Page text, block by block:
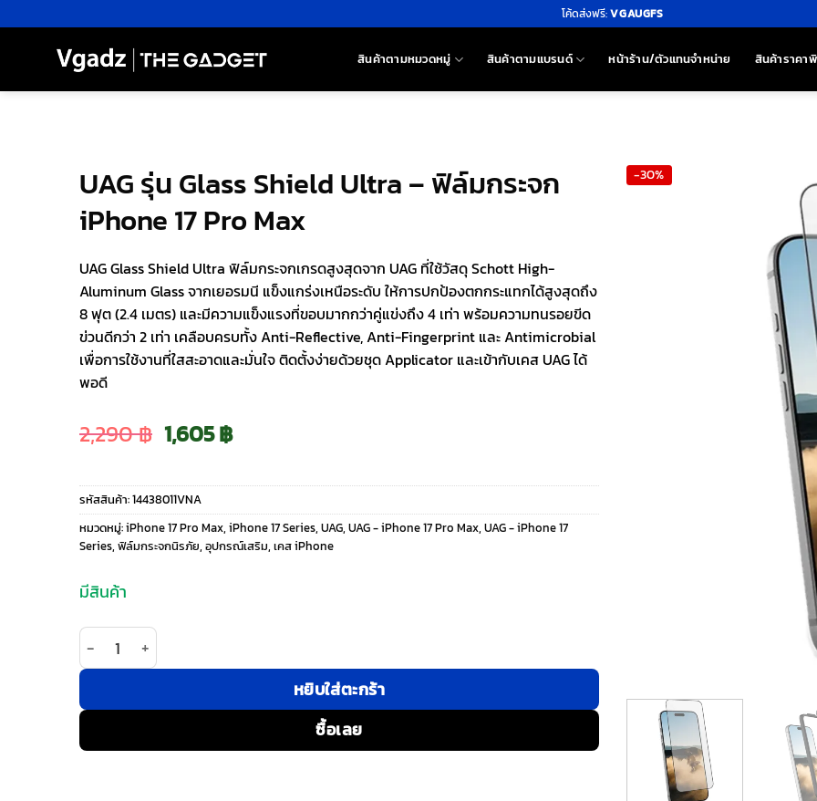
ไป
โค้ดส่งฟรี:VGAUGFS
สินค้าตามหมวดหมู่ สินค้าตามแบรนด์ หน้าร้าน/ตัวแทนจำหน่าย สินค้าราคา
UAG รุ่น Glass Shield Ultra – ฟิล์มกระจก
iPhone 17 Pro Max
UAG Glass Shield Ultra ฟิล์มกระจกเกรดสูงสุดจาก UAG ที่ใช้วัสดุ Schott High-
Aluminum Glass จากเยอรมนี แข็งแกร่งเหนือระดับ ให้การปกป้องตกกระแทกได้สูงสุดถึง
8 ฟุต (2.4 เมตร) และมีความแข็งแรงที่ขอบมากกว่าคู่แข่งถึง 4 เท่า พร้อมความทนรอยขีด
ข่วนดีกว่า 2 เท่า เคลือบครบทั้ง Anti-Reflective, Anti-Fingerprint และ Antimicrobial
เพื่อการใช้งานที่ใสสะอาดและมั่นใจ ติดตั้งง่ายด้วยชุด Applicator และเข้ากับเคส UAG ได้
พอดี
2,290฿ Original
price
was:
2,290 ฿.
1,605฿Current
price
is:
รหัสสินค้า:14438011VNA
หมวดหมู่:iPhone 17 Pro Max, iPhone 17 Series, UAG, UAG - iPhone 17 Pro Max, UAG - iPhone 17
Series, ฟิล์มกระจกนิรภัย, อุปกรณ์เสริม, เคส iPhone
มีสินค้า
จำนวน UAG รุ่น Glass Shield Ultra - ฟิล์มกระจก iPhone 17 Pro Max ชิ้น
หยิบใส่ตะกร้า
ซื้อเลย
-30%